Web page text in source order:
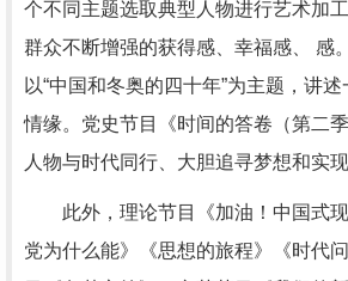
个不同主题选取典型人物进行艺术加
群众不断增强的获得感、幸福感、 感
以“中国和冬奥的四十年”为主题，讲
情缘。党史节目《时间的答卷（第二
人物与时代同行、大胆追寻梦想和实
此外，理论节目《加油！中国式现
党为什么能》《思想的旅程》《时代